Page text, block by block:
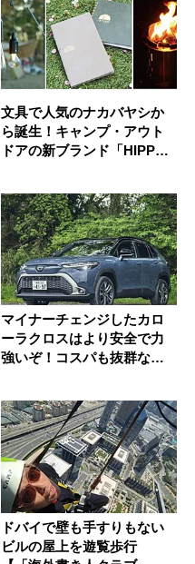
文具で人気のナカバヤシか
ら誕生！キャンプ・アウト
ドアの新ブランド「HIPPOS
マイナーチェンジしたカロ
ーラクロスはより安全で力
強いぞ！コスパも抜群なの
ドバイで壁も手すりもない
ビルの屋上を遊覧歩行